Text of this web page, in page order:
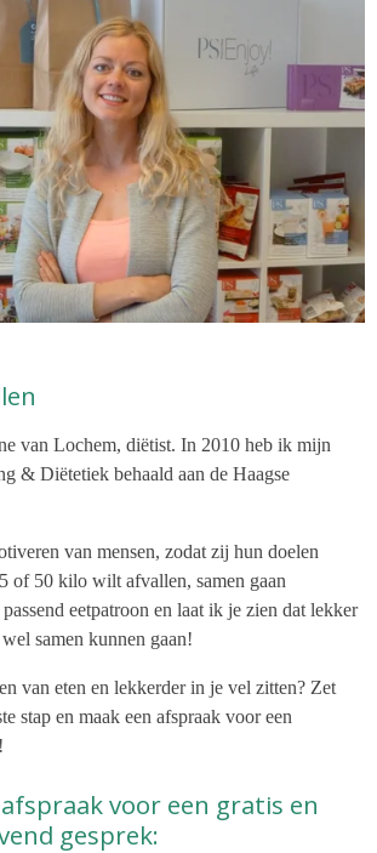
van Lochem, diëtist. In 2010 heb ik mijn
& Diëtetiek behaald aan de Haagse
van mensen, zodat zij hun doelen
of 50 kilo wilt afvallen, samen gaan
eetpatroon en laat ik je zien dat lekker
samen kunnen gaan!
van eten en lekkerder in je vel zitten? Zet
stap en maak een afspraak voor een
voor een gratis en
gesprek: